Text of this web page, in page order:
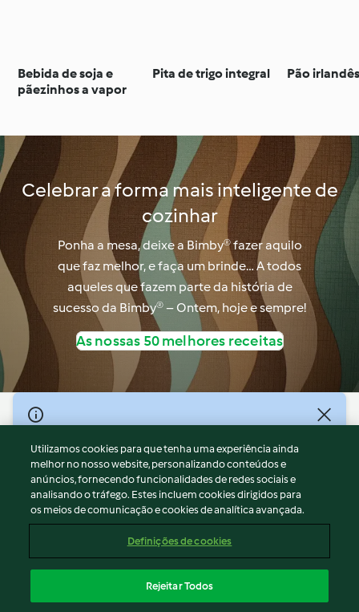
Bebida de soja e
pãezinhos a vapor
Pita de trigo integral Pão
Celebrar a forma mais inteligente de
cozinhar
Ponha a mesa, deixe a Bimby® fazer aquilo
que faz melhor, e faça um brinde… A todos
aqueles que fazem parte da história de
sucesso da Bimby® – Ontem, hoje e sempre!
As nossas 50 melhores receitas
© Copyright 2026
Termos de Utilização
Aviso sobre Proteção de Dados
Aviso
Apoio legal
Conteúdo do relatório
Declaração de acessibilidade
Utilizamos cookies para que tenha uma experiência ainda
melhor no nosso website, personalizando conteúdos e
anúncios, fornecendo funcionalidades de redes sociais e
analisando o tráfego. Estes incluem cookies dirigidos para
os meios de comunicação e cookies de analítica avançada.
Definições de cookies
Rejeitar Todos